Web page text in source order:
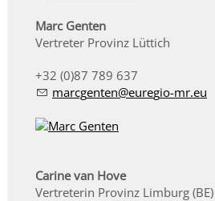
Marc Genten
Vertreter Provinz Lüttich
+32 (0)87 789 637
m rcg nt n r g -mr
Carine van Hove
Vertreterin Provinz Limburg (BE)